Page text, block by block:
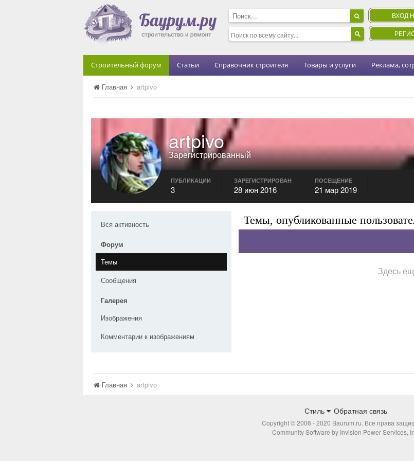
ВХОД
Строительный форум Статьи Справочник строителя Товары и услуги Реклама,
Главная artpivo
artpivo
Зарегистрированный
ПУБЛИКАЦИИ
3
ЗАРЕГИСТРИРОВАН
28 июн 2016
ПОСЕЩЕНИЕ
21 мар 2019
Вся активность
Форум
Темы
Сообщения
Галерея
Изображения
Комментарии к изображениям
Темы, опубликованные
Здесь
Главная artpivo
Стиль Обратная связь
Copyright © 2006 - 2020 Baurum.ru. Все права
Community Software by Invision Power Services,